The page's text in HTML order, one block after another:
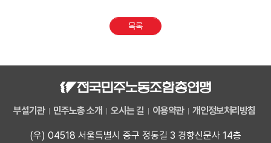
목록
부설기관 민주노총 소개 오시는 길 이용약관 개인정보처리방침
(우) 04518 서울특별시 중구 정동길 3 경향신문사 14층